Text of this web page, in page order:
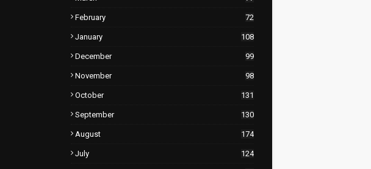
February 72
January 108
December 99
November 98
October 131
September 130
August 174
July 124